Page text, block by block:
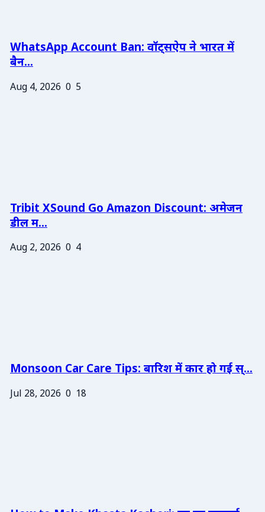
WhatsApp Account Ban: वॉट्सऐप ने भारत में
बैन...
Aug 4, 2026 0 5
Tribit XSound Go Amazon Discount: अमेजन
डील म...
Aug 2, 2026 0 4
Monsoon Car Care Tips: बारिश में कार हो गई स्...
Jul 28, 2026 0 18